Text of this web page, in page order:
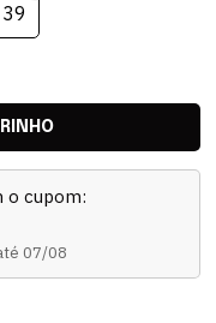
39
o cupom:
07/08